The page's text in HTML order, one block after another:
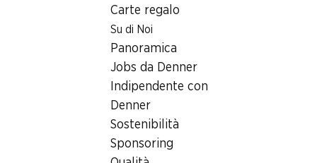
Carte regalo
Su di Noi
Panoramica
Jobs da Denner
Indipendente con
Denner
Sostenibilità
Sponsoring
Michetta con farina IP-
* Non cumulabile con altri buoni e
Pane della sera IP-SUISSE